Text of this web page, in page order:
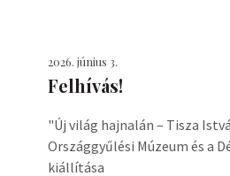
2026. június 3.
Felhívás!
"Új világ hajnalán – Tisza
Országgyűlési Múzeum és a
kiállítása